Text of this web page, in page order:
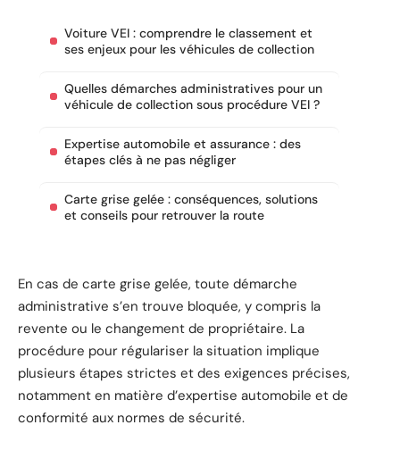
Voiture VEI : comprendre le classement et
ses enjeux pour les véhicules de collection
Quelles démarches administratives pour un
véhicule de collection sous procédure VEI ?
Expertise automobile et assurance : des
étapes clés à ne pas négliger
Carte grise gelée : conséquences, solutions
et conseils pour retrouver la route
En cas de carte grise gelée, toute démarche
administrative s’en trouve bloquée, y compris la
revente ou le changement de propriétaire. La
procédure pour régulariser la situation implique
plusieurs étapes strictes et des exigences précises,
notamment en matière d’expertise automobile et de
conformité aux normes de sécurité.